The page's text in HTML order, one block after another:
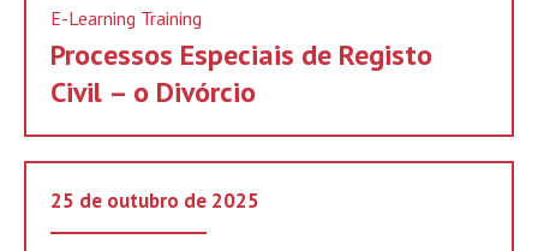
E-Learning Training
Processos Especiais de Registo
Civil – o Divórcio
25 de outubro de 2025